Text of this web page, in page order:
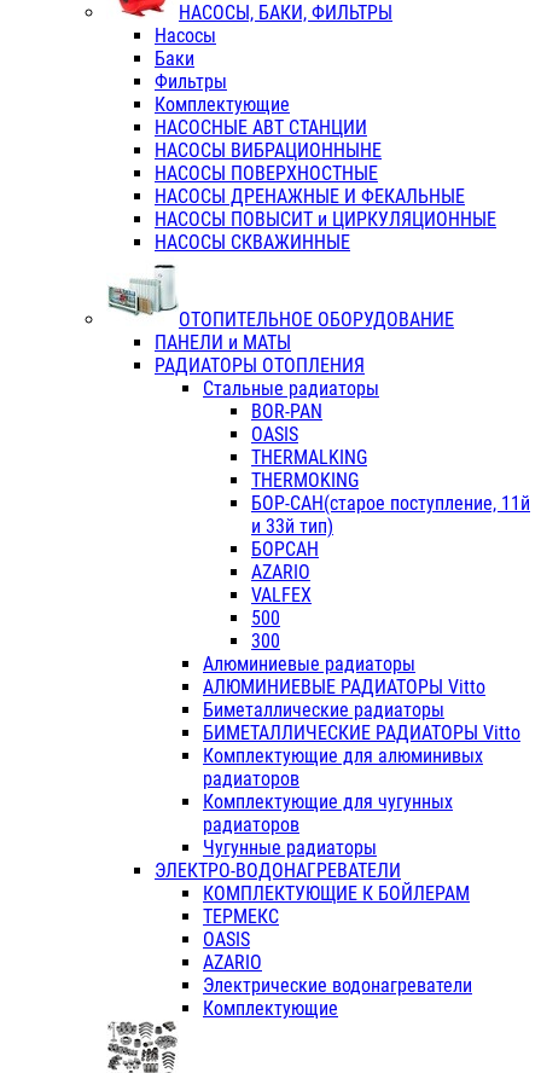
НАСОСЫ, БАКИ, ФИЛЬТРЫ
Насосы
Баки
Фильтры
Комплектующие
НАСОСНЫЕ АВТ СТАНЦИИ
НАСОСЫ ВИБРАЦИОННЫНЕ
НАСОСЫ ПОВЕРХНОСТНЫЕ
НАСОСЫ ДРЕНАЖНЫЕ И ФЕКАЛЬНЫЕ
НАСОСЫ ПОВЫСИТ и ЦИРКУЛЯЦИОННЫЕ
НАСОСЫ СКВАЖИННЫЕ
ОТОПИТЕЛЬНОЕ ОБОРУДОВАНИЕ
ПАНЕЛИ и МАТЫ
РАДИАТОРЫ ОТОПЛЕНИЯ
Стальные радиаторы
BOR-PAN
OASIS
THERMALKING
THERMOKING
БОР-САН(старое поступление, 11й
и 33й тип)
БОРСАН
AZARIO
VALFEX
500
300
Алюминиевые радиаторы
АЛЮМИНИЕВЫЕ РАДИАТОРЫ Vitto
Биметаллические радиаторы
БИМЕТАЛЛИЧЕСКИЕ РАДИАТОРЫ Vitto
Комплектующие для алюминивых
радиаторов
Комплектующие для чугунных
радиаторов
Чугунные радиаторы
ЭЛЕКТРО-ВОДОНАГРЕВАТЕЛИ
КОМПЛЕКТУЮЩИЕ К БОЙЛЕРАМ
ТЕРМЕКС
OASIS
AZARIO
Электрические водонагреватели
Комплектующие